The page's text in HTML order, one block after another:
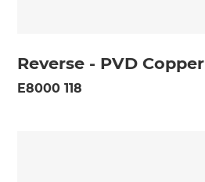
Reverse - PVD Copper
E8000 118